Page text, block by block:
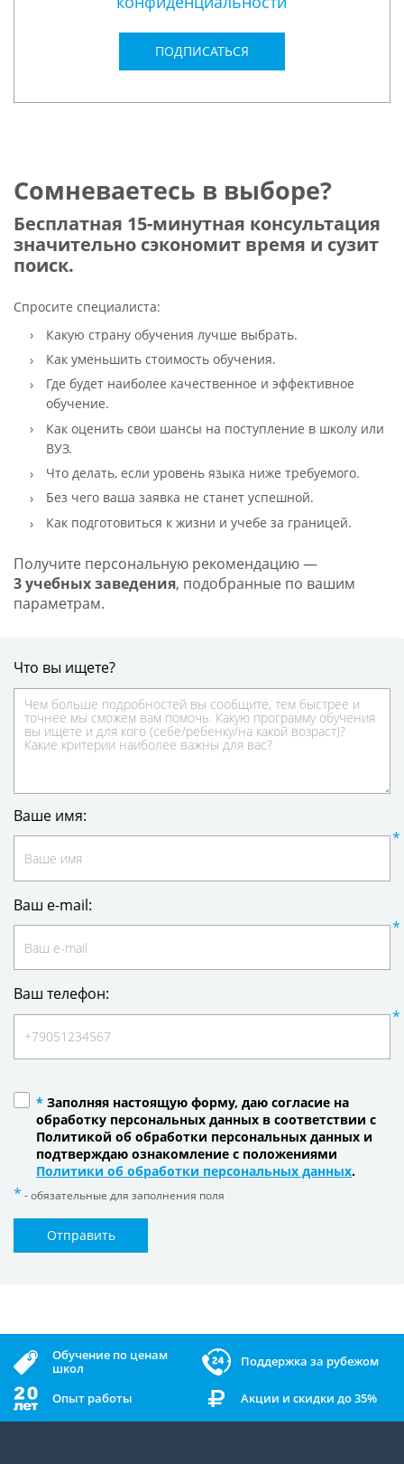
ПОДПИСАТЬСЯ
Сомневаетесь в выборе?
Бесплатная 15-минутная консультация
значительно сэкономит время и сузит
поиск.
Спросите специалиста:
Какую страну обучения лучше выбрать.
Как уменьшить стоимость обучения.
Где будет наиболее качественное и эффективное
обучение.
Как оценить свои шансы на поступление в школу или
ВУЗ.
Что делать, если уровень языка ниже требуемого.
Без чего ваша заявка не станет успешной.
Как подготовиться к жизни и учебе за границей.
Получите персональную рекомендацию —
3 учебных заведения, подобранные по вашим
параметрам.
Что вы ищете?
Ваше имя:
Ваш e-mail:
Ваш телефон:
* Заполняя настоящую форму, даю согласие на
обработку персональных данных в соответствии с
Политикой об обработки персональных данных и
подтверждаю ознакомление с положениями
Политики об обработки персональных данных.
- обязательные для заполнения поля
Отправить
Обучение по ценам
школ
Поддержка за рубежом
Опыт работы Акции и скидки до 35%